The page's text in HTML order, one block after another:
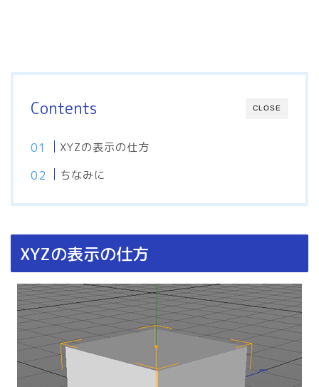
CLOSE
Contents
XYZの表示の仕方
ちなみに
XYZの表示の仕方